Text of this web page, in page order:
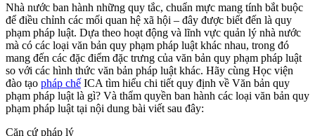
Nhà nước ban hành những quy tắc, chuẩn mực mang tính bắt buộc
để điều chỉnh các mối quan hệ xã hội – đây được biết đến là quy
phạm pháp luật. Dựa theo hoạt động và lĩnh vực quản lý nhà nước
mà có các loại văn bản quy phạm pháp luật khác nhau, trong đó
mang đến các đặc điểm đặc trưng của văn bản quy phạm pháp luật
so với các hình thức văn bản pháp luật khác. Hãy cùng Học viện
đào tạo pháp chế ICA tìm hiểu chi tiết quy định về Văn bản quy
phạm pháp luật là gì? Và thẩm quyền ban hành các loại văn bản quy
phạm pháp luật tại nội dung bài viết sau đây:
Căn cứ pháp lý